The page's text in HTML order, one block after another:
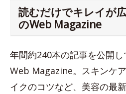
読むだけでキレイが
のWeb Magazine
年間約240本の記事を公開
Web Magazine。スキンケ
イクのコツなど、美容の最